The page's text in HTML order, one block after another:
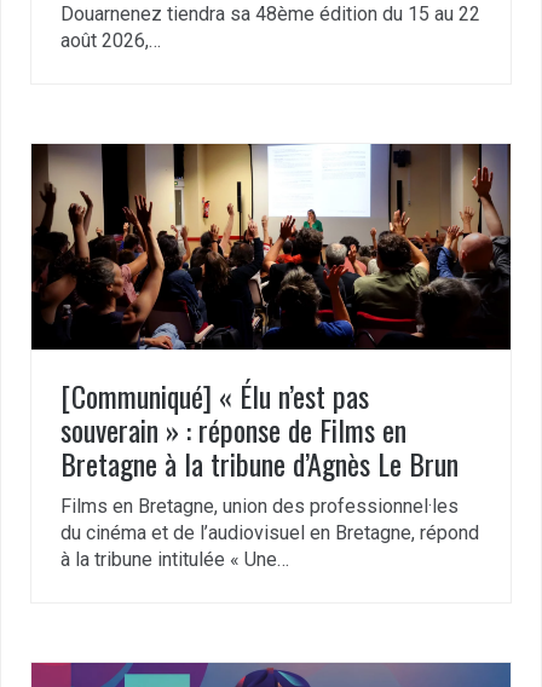
Douarnenez tiendra sa 48ème édition du 15 au 22
août 2026,…
[Communiqué] « Élu n’est pas
souverain » : réponse de Films en
Bretagne à la tribune d’Agnès Le Brun
Films en Bretagne, union des professionnel·les
du cinéma et de l’audiovisuel en Bretagne, répond
à la tribune intitulée « Une…